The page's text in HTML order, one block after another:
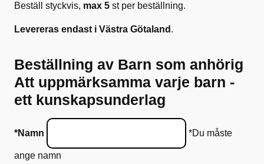
Beställ styckvis, max 5 st per beställning.
Levereras endast i Västra Götaland .
Beställning av Barn som anhörig
Att uppmärksamma varje barn -
ett kunskapsunderlag
*Namn *Du måste
ange namn